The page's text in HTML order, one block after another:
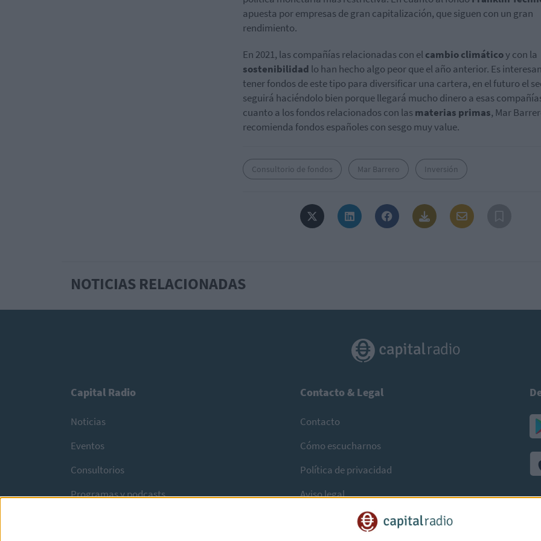
apuesta por empresas de gran capitalización, que siguen con un gran
rendimiento.
En 2021, las compañías relacionadas con elcambioclimáticoy con la
sostenibilidad lo han hecho algo peor que el año anterior. Es
tener fondos de este tipo para diversificar una cartera, en el futuro el
seguirá haciéndolo bien porque llegará mucho dinero a esas
cuanto a los fondos relacionados con lasmaterias primas, Mar
recomienda fondos españoles con sesgo muy value.
Consultorio de fondos Mar Barrero Inversión
NOTICIAS RELACIONADAS
Capital Radio
Noticias
Eventos
Consultorios
Programas y podcasts
Contacto & Legal
Contacto
Cómo escucharnos
Política de privacidad
Aviso legal